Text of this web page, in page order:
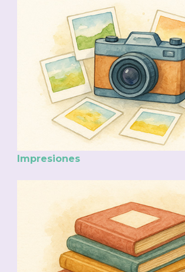
Impresiones